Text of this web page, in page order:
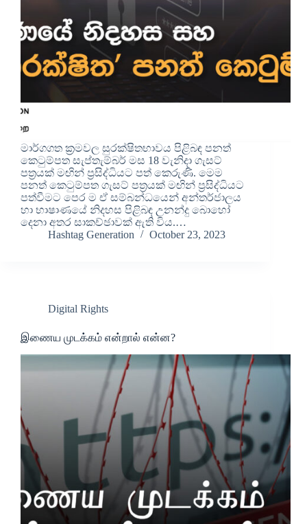
මාර්ගගත ක්‍රමවල සුරක්ෂිතභාවය පිළිබඳ පනත්
කෙටුම්පත සැප්තැම්බර් මස 18 වැනිදා ගැසට්
පත්‍රයක් මඟින් ප්‍රසිද්ධියට පත් කෙරුණි. මෙම
පනත් කෙටුම්පත ගැසට් පත්‍රයක් මඟින් ප්‍රසිද්ධියට
පත්වීමට පෙර ම ඒ සම්බන්ධයෙන් අන්තර්ජාලය
හා භාෂාණයේ නිදහස පිළිබඳ උනන්දු බොහෝ
දෙනා අතර සාකච්ඡාවක් ඇති විය.…
Hashtag Generation
October 23, 2023
Digital Rights
இணைய முடக்கம் என்றால் என்ன?